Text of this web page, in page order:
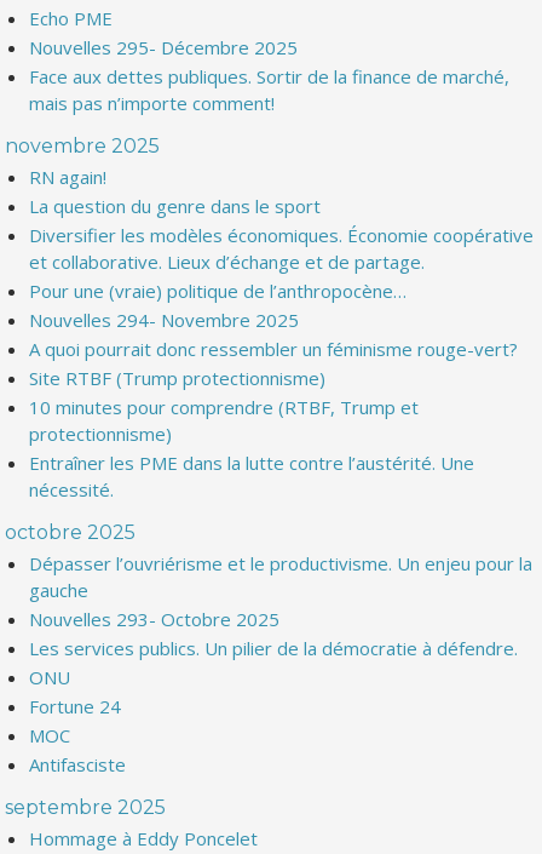
Echo PME
Nouvelles 295- Décembre 2025
Face aux dettes publiques. Sortir de la finance de marché,
mais pas n’importe comment!
novembre 2025
RN again!
La question du genre dans le sport
Diversifier les modèles économiques. Économie coopérative
et collaborative. Lieux d’échange et de partage.
Pour une (vraie) politique de l’anthropocène…
Nouvelles 294- Novembre 2025
A quoi pourrait donc ressembler un féminisme rouge-vert?
Site RTBF (Trump protectionnisme)
10 minutes pour comprendre (RTBF, Trump et
protectionnisme)
Entraîner les PME dans la lutte contre l’austérité. Une
nécessité.
octobre 2025
Dépasser l’ouvriérisme et le productivisme. Un enjeu pour la
gauche
Nouvelles 293- Octobre 2025
Les services publics. Un pilier de la démocratie à défendre.
ONU
Fortune 24
MOC
Antifasciste
septembre 2025
Hommage à Eddy Poncelet